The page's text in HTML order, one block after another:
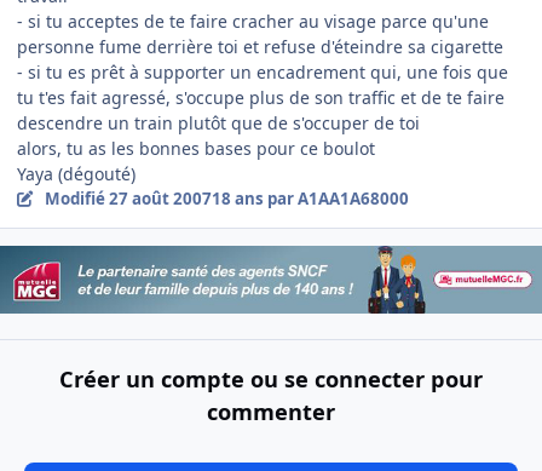
- si tu acceptes de te faire cracher au visage parce qu'une
personne fume derrière toi et refuse d'éteindre sa cigarette
- si tu es prêt à supporter un encadrement qui, une fois que
tu t'es fait agressé, s'occupe plus de son traffic et de te faire
descendre un train plutôt que de s'occuper de toi
alors, tu as les bonnes bases pour ce boulot
Yaya (dégouté)
Modifié27 août 200718 ans par A1AA1A68000
Créer un compte ou se connecter pour
commenter